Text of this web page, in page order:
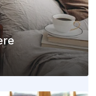
her